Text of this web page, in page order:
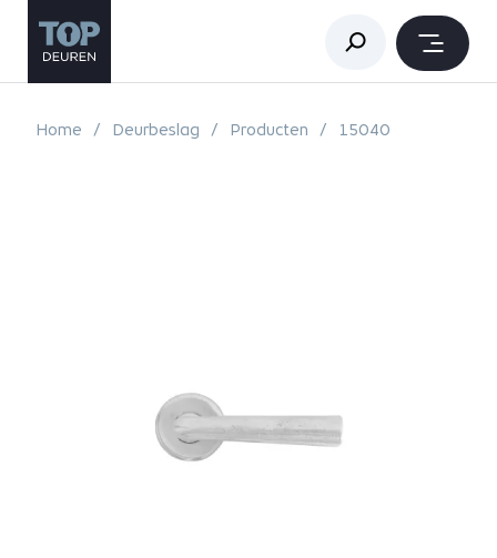
Home Deurbeslag Producten 15040